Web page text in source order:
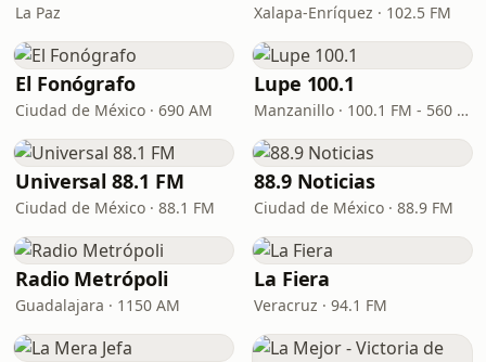
La Paz Xalapa-Enríquez · 102.5 FM
El Fonógrafo
Ciudad de México · 690 AM
Lupe 100.1
Manzanillo · 100.1 FM - 560 AM
Universal 88.1 FM
Ciudad de México · 88.1 FM
88.9 Noticias
Ciudad de México · 88.9 FM
Radio Metrópoli
Guadalajara · 1150 AM
La Fiera
Veracruz · 94.1 FM